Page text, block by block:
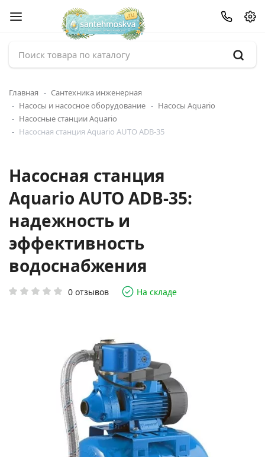
Главная
Сантехника инженерная
Насосы и насосное оборудование
Насосы Aquario
Насосные станции Aquario
Насосная станция Aquario AUTO ADB-35
Насосная станция
Aquario AUTO ADB-35:
надежность и
эффективность
водоснабжения
0 отзывов На складе